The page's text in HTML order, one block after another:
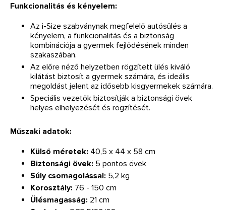
Funkcionalitás és kényelem:
Az i-Size szabványnak megfelelő autósülés a
kényelem, a funkcionalitás és a biztonság
kombinációja a gyermek fejlődésének minden
szakaszában.
Az előre néző helyzetben rögzített ülés kiváló
kilátást biztosít a gyermek számára, és ideális
megoldást jelent az idősebb kisgyermekek számára.
Speciális vezetők biztosítják a biztonsági övek
helyes elhelyezését és rögzítését.
Műszaki adatok:
Külső méretek: 40,5 x 44 x 58 cm
Biztonsági övek: 5 pontos övek
Súly csomagolással: 5,2 kg
Korosztály: 76 - 150 cm
Ülésmagasság: 21 cm